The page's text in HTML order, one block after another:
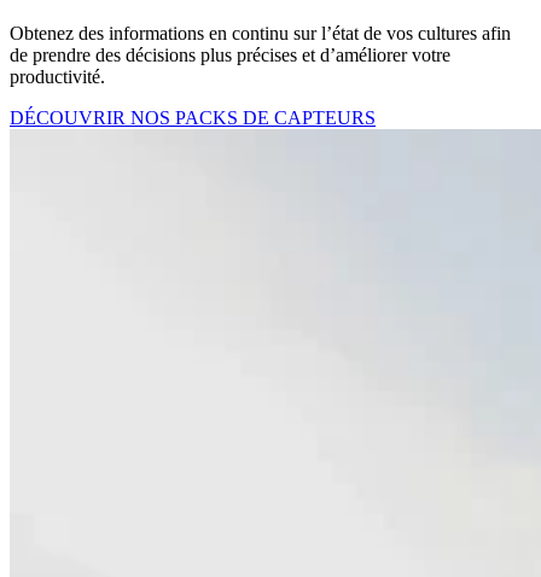
Obtenez des informations en continu sur l’état de vos cultures afin
de prendre des décisions plus précises et d’améliorer votre
productivité.
DÉCOUVRIR NOS PACKS DE CAPTEURS